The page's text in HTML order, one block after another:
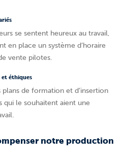
se sentent heureux au travail,
en place un système d’horaire
vente pilotes.
et éthiques
de formation et d’insertion
qui le souhaitent aient une
notre production